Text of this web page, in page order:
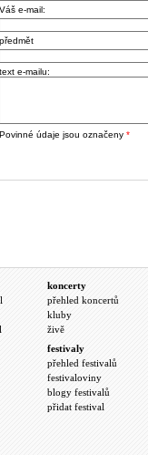
Váš e-mail:
předmět
text e-mailu:
Povinné údaje jsou označeny *
koncerty
přehled koncertů
kluby
živě
festivaly
přehled festivalů
festivaloviny
blogy festivalů
přidat festival